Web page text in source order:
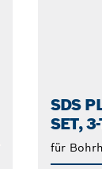
SDS
SET,
für